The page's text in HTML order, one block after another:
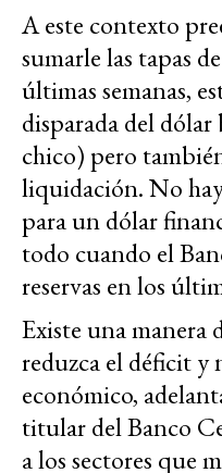
A este contexto
sumarle las tapas
últimas semanas,
disparada del
chico) pero
liquidación. No
para un dólar
todo cuando el
reservas en los
Existe una manera
reduzca el déficit y
económico,
titular del Banco
a los sectores que